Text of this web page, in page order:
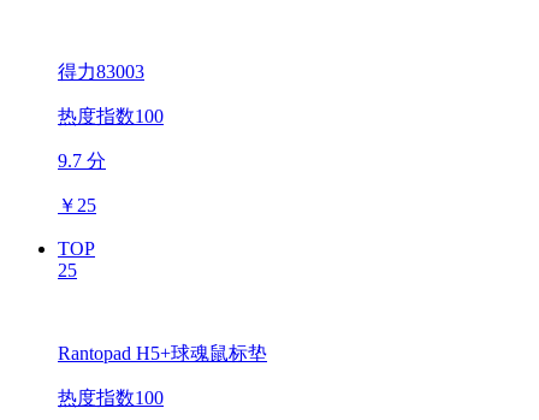
得力83003
热度指数100
9.7 分
￥ 25
TOP
25
Rantopad H5+球魂鼠标垫
热度指数100